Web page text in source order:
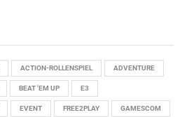
ACTION-ROLLENSPIEL ADVENTURE
BEAT 'EM UP E3
EVENT FREE2PLAY GAMESCOM